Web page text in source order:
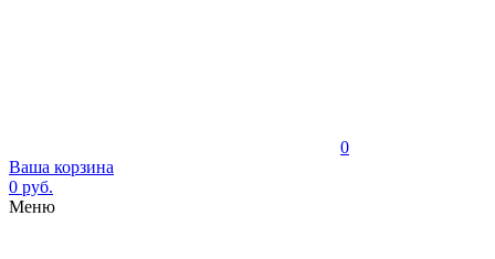
0
Ваша корзина
0 руб.
Меню